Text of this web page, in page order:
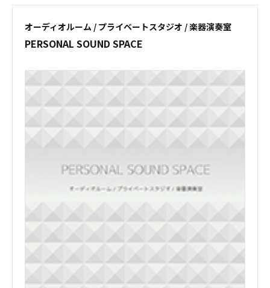
オーディオルーム / プライベートスタジオ / 楽器演奏室
PERSONAL SOUND SPACE